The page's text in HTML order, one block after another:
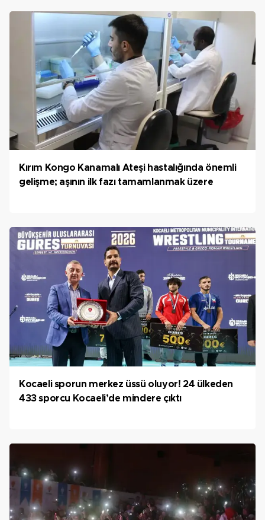
Kırım Kongo Kanamalı Ateşi hastalığında önemli
gelişme; aşının ilk fazı tamamlanmak üzere
Kocaeli sporun merkez üssü oluyor! 24 ülkeden
433 sporcu Kocaeli’de mindere çıktı